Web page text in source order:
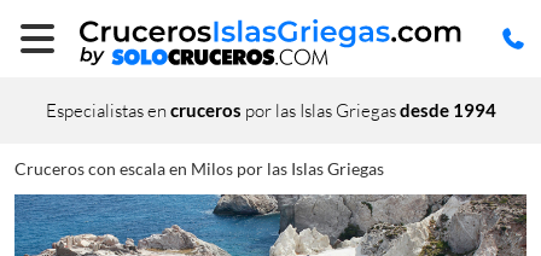
Especialistas en cruceros por las Islas Griegasdesde 1994
Cruceros con escala en Milos por las Islas Griegas